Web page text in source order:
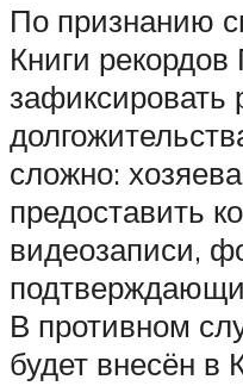
По признанию
Книги рекордов
зафиксировать
сложно:
предоставить
видеозаписи,
В противном
будет внесён в